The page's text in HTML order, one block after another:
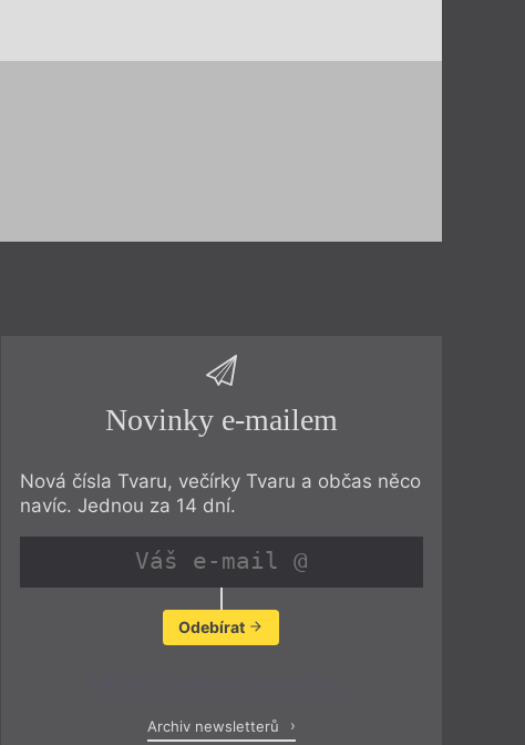
Novinky e-mailem
Nová čísla Tvaru, večírky Tvaru a občas něco
navíc. Jednou za 14 dní.
Odebírat
Archiv newsletterů